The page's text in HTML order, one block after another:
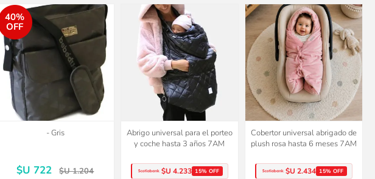
40%
OFF
- Gris
$U 722 $U 1.204
Abrigo universal para el porteo
y coche hasta 3 años 7AM
$U 4.233 15% OFF
Cobertor universal abrigado de
plush rosa hasta 6 meses 7AM
$U 2.434 15% OFF